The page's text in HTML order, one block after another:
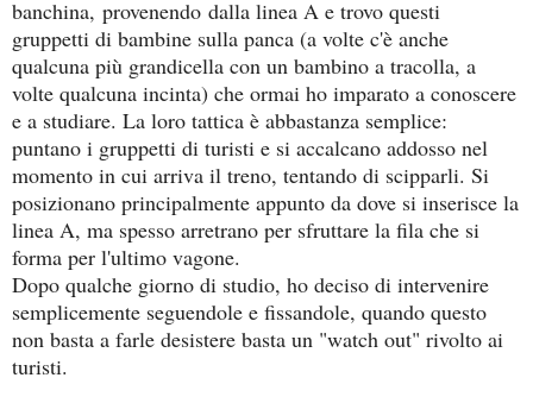
banchina, provenendo dalla linea A e trovo questi
gruppetti di bambine sulla panca (a volte c'è anche
qualcuna più grandicella con un bambino a tracolla, a
volte qualcuna incinta) che ormai ho imparato a conoscere
e a studiare. La loro tattica è abbastanza semplice:
puntano i gruppetti di turisti e si accalcano addosso nel
momento in cui arriva il treno, tentando di scipparli. Si
posizionano principalmente appunto da dove si inserisce la
linea A, ma spesso arretrano per sfruttare la fila che si
forma per l'ultimo vagone.
Dopo qualche giorno di studio, ho deciso di intervenire
semplicemente seguendole e fissandole, quando questo
non basta a farle desistere basta un "watch out" rivolto ai
turisti.